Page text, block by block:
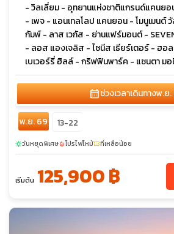
- วิลเลี่ยม - อุทยานแห่งชาติแกรนด์แคนยอ
- เพจ - แอนเทลโลป แคนยอน - โมนูเมนต์
กัมพ์ - ลาส เวกัส - ย่านแฟร์มอนต์ -
- ลอส แองเจลิส - ไชนีส เธียร์เตอร์ - ฮอ
เบเวอร์รี่ ฮิลล์ - กริฟฟินพาร์ค - แซนตา มอ
calendar_monthช่วงเวลาเดินทางพ.ย.
พ.ย. 69 13-22
sunnyวันหยุดพิเศษlocal_fire_departmentโปรไฟไหม้confirmation_numberที่เหลือน้อย
เริ่มต้น 125,900 ฿